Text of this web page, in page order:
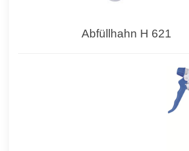
Abfüllhahn H 621